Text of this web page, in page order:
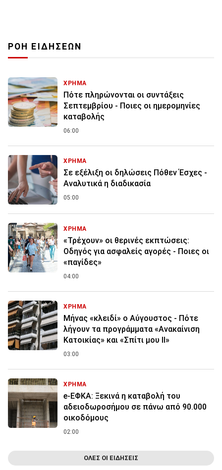
ΡΟΗ ΕΙΔΗΣΕΩΝ
ΧΡΗΜΑ
Πότε πληρώνονται οι συντάξεις
Σεπτεμβρίου - Ποιες οι ημερομηνίες
καταβολής
06:00
ΧΡΗΜΑ
Σε εξέλιξη οι δηλώσεις Πόθεν Έσχες -
Αναλυτικά η διαδικασία
05:00
ΧΡΗΜΑ
«Τρέχουν» οι θερινές εκπτώσεις:
Οδηγός για ασφαλείς αγορές - Ποιες οι
«παγίδες»
04:00
ΧΡΗΜΑ
Μήνας «κλειδί» ο Αύγουστος - Πότε
λήγουν τα προγράμματα «Ανακαίνιση
Κατοικίας» και «Σπίτι μου ΙΙ»
03:00
ΧΡΗΜΑ
e-ΕΦΚΑ: Ξεκινά η καταβολή του
αδειοδωροσήμου σε πάνω από 90.000
οικοδόμους
02:00
ΟΛΕΣ ΟΙ ΕΙΔΗΣΕΙΣ